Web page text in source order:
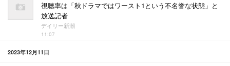
視聴率は「秋ドラマではワースト1という不名誉な状態」と
放送記者
デイリー新潮
11:07
2023年12月11日